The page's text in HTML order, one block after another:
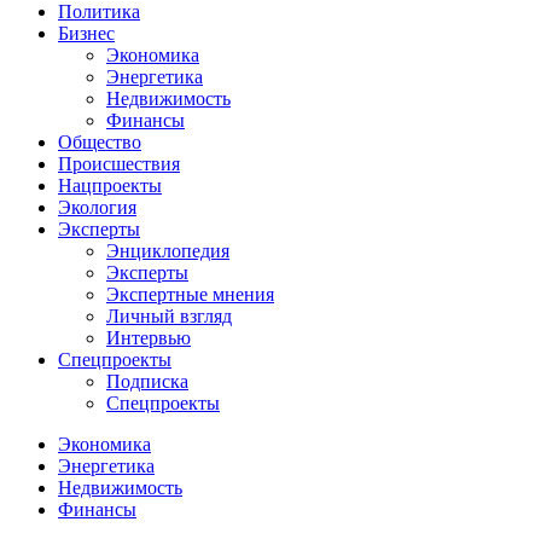
Политика
Бизнес
Экономика
Энергетика
Недвижимость
Финансы
Общество
Происшествия
Нацпроекты
Экология
Эксперты
Энциклопедия
Эксперты
Экспертные мнения
Личный взгляд
Интервью
Спецпроекты
Подписка
Спецпроекты
Экономика
Энергетика
Недвижимость
Финансы